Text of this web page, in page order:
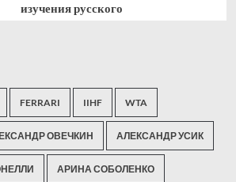
изучения русского
FERRARI IIHF WTA
ОВЕЧКИН АЛЕКСАНДР УСИК
АРИНА СОБОЛЕНКО